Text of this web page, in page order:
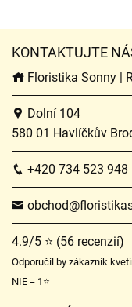
KONTAKTUJTE
Floristika Sonny |
Dolní 104
580 01 Havlíčkův
+420 734 523 948
4.9/5 ⭐ (56 recenzií)
Odporučil by zákazník
NIE = 1⭐